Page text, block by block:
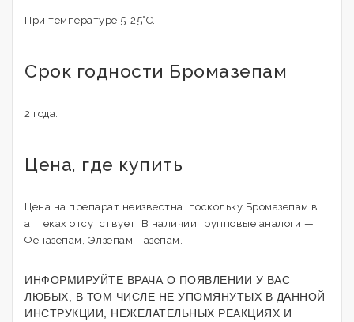
При температуре 5-25°C.
Срок годности Бромазепам
2 года.
Цена, где купить
Цена на препарат неизвестна. поскольку Бромазепам в
аптеках отсутствует. В наличии групповые аналоги —
Феназепам, Элзепам, Тазепам.
ИНФОРМИРУЙТЕ ВРАЧА О ПОЯВЛЕНИИ У ВАС
ЛЮБЫХ, В ТОМ ЧИСЛЕ НЕ УПОМЯНУТЫХ В ДАННОЙ
ИНСТРУКЦИИ, НЕЖЕЛАТЕЛЬНЫХ РЕАКЦИЯХ И